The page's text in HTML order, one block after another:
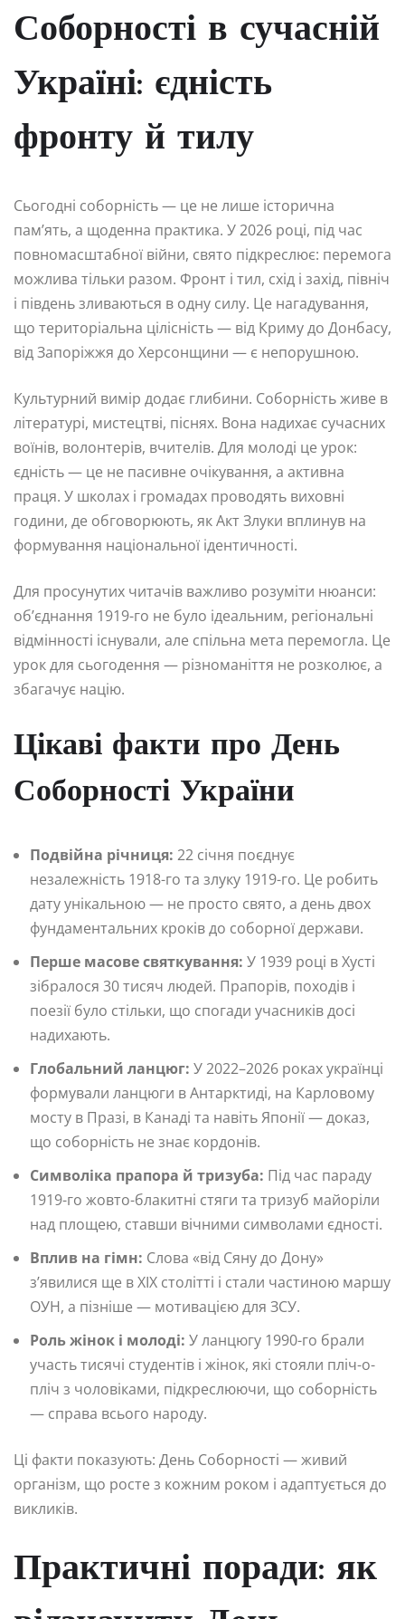
Соборності в сучасній
Україні: єдність
фронту й тилу
Сьогодні соборність — це не лише історична
пам’ять, а щоденна практика. У 2026 році, під час
повномасштабної війни, свято підкреслює: перемога
можлива тільки разом. Фронт і тил, схід і захід, північ
і південь зливаються в одну силу. Це нагадування,
що територіальна цілісність — від Криму до Донбасу,
від Запоріжжя до Херсонщини — є непорушною.
Культурний вимір додає глибини. Соборність живе в
літературі, мистецтві, піснях. Вона надихає сучасних
воїнів, волонтерів, вчителів. Для молоді це урок:
єдність — це не пасивне очікування, а активна
праця. У школах і громадах проводять виховні
години, де обговорюють, як Акт Злуки вплинув на
формування національної ідентичності.
Для просунутих читачів важливо розуміти нюанси:
об’єднання 1919-го не було ідеальним, регіональні
відмінності існували, але спільна мета перемогла. Це
урок для сьогодення — різноманіття не розколює, а
збагачує націю.
Цікаві факти про День
Соборності України
Подвійна річниця: 22 січня поєднує
незалежність 1918-го та злуку 1919-го. Це робить
дату унікальною — не просто свято, а день двох
фундаментальних кроків до соборної держави.
Перше масове святкування: У 1939 році в Хусті
зібралося 30 тисяч людей. Прапорів, походів і
поезії було стільки, що спогади учасників досі
надихають.
Глобальний ланцюг: У 2022–2026 роках українці
формували ланцюги в Антарктиді, на Карловому
мосту в Празі, в Канаді та навіть Японії — доказ,
що соборність не знає кордонів.
Символіка прапора й тризуба: Під час параду
1919-го жовто-блакитні стяги та тризуб майоріли
над площею, ставши вічними символами єдності.
Вплив на гімн: Слова «від Сяну до Дону»
з’явилися ще в XIX столітті і стали частиною маршу
ОУН, а пізніше — мотивацією для ЗСУ.
Роль жінок і молоді: У ланцюгу 1990-го брали
участь тисячі студентів і жінок, які стояли пліч-о-
пліч з чоловіками, підкреслюючи, що соборність
— справа всього народу.
Ці факти показують: День Соборності — живий
організм, що росте з кожним роком і адаптується до
викликів.
Практичні поради: як